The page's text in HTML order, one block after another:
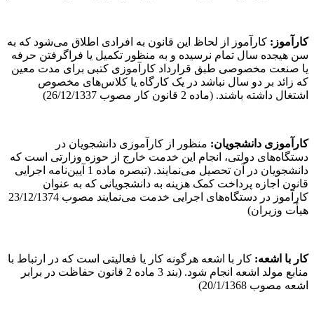
کارآموز : کارآموز از لحاظ این قانون به افرادی اطلاق می‌شود که به
سن هیجده سال تمام نرسیده و به منظور تکمیل یا فراگرفتن حرفه
یا صنعت مخصوصی طبق قرارداد کارآموزی کتبی برای مدت معین
که زائد بر دو سال نباشد در یک کارگاه یا کلاس‌های مخصوص
اشتغال داشته باشند. (ماده 2 قانون کار مصوب 26/12/1337)
کارآموزی دانشجویان: منظور از کارآموزی دانشجویان در
دستگاه‌های دولتی، انجام این خدمت خارج از حوزه وزارتی است که
دانشجویان در آن تحصیل می‌نمایند. (تبصره ماده 1 آیین‌نامه اجرایی
قانون اجازه پرداخت کمک هزینه به دانشجویانی که به عنوان
کارآموز در دستگاه‌های اجرایی خدمت می‌نمایند مصوب 23/12/1374
هیأت وزیران)
کار با اشعه: کار با اشعه هرگونه کار یا فعالیتی است که در ارتباط با
منابع مولد اشعه انجام شود. (بند 3 ماده 2 قانون حفاظت در برابر
اشعه مصوب 20/1/1368)